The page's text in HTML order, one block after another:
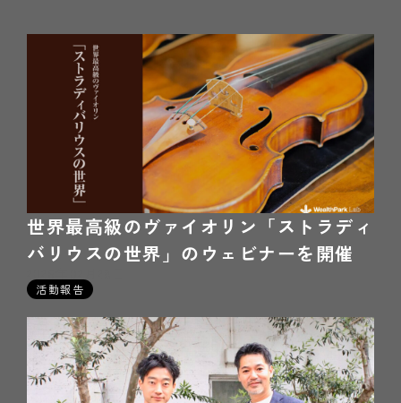
世界最高級のヴァイオリン「ストラディ
バリウスの世界」のウェビナーを開催
活動報告